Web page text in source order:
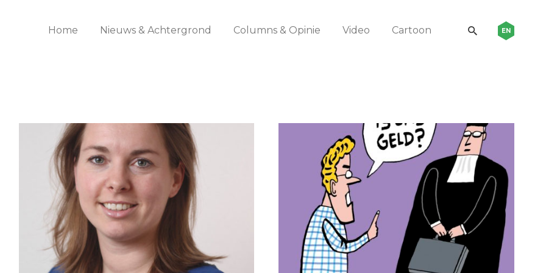
Home Nieuws & Achtergrond Columns & Opinie Video Cartoon EN